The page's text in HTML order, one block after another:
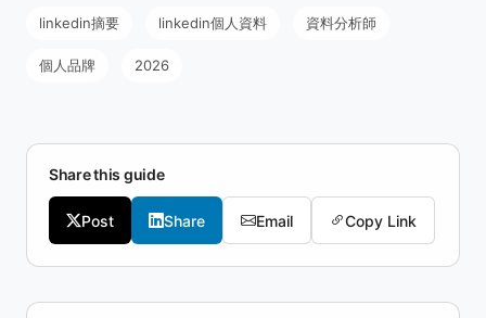
linkedin摘要 linkedin個人資料 資料分析師
個人品牌 2026
Share this guide
Post Share Email Copy Link